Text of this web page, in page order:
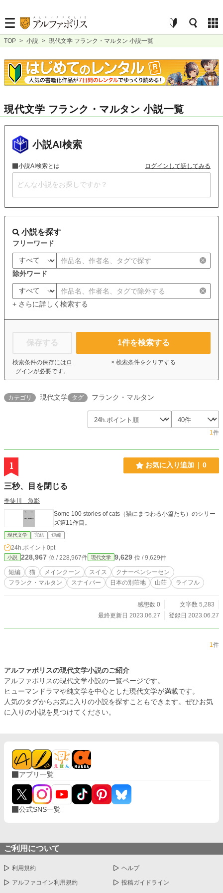
TOP > 小説 > 現代文学 フランク・マルタン 小説一覧
現代文学 フランク・マルタン 小説一覧
小説AI検索
小説AI検索とは ログインして話してみる
小説を探す
フリーワード
除外ワード
+ さらに詳しく検索する
保存する
検索条件の保存には ロ
グインが必要です。
1件を検索する
× 検索条件をクリアする
カテゴリ 現代文学 タグ フランク・マルタン
1件
1 お気に入り追加 0
三秒、目を閉じる
季徒川 魚影
Some 100 stories of cats（猫にまつわる小篇たち）のシリー
ズ第11作目。
現代文学 完結 短編
24h.ポイント 0pt
小説 228,967 位 / 228,967件 現代文学 9,629 位 / 9,629件
短編 猫 メインクーン スイス
クナーベンシーセン
フランク・マルタン
スナイパー 日本の別荘地 山荘 ライフル
感想数 0
文字数 5,283
最終更新日 2023.06.27
登録日 2023.06.27
1件
アルファポリスの現代文学小説のご紹介
アルファポリスの現代文学小説の一覧ページです。
ヒューマンドラマや純文学を中心とした現代文学が満載です。
人気のタグからお気に入りの小説を探すこともできます。ぜひお気
に入りの小説を見つけてください。
アプリ一覧
公式SNS一覧
ご利用について
利用規約 ヘルプ
アルファコイン利用規約 投稿ガイドライン